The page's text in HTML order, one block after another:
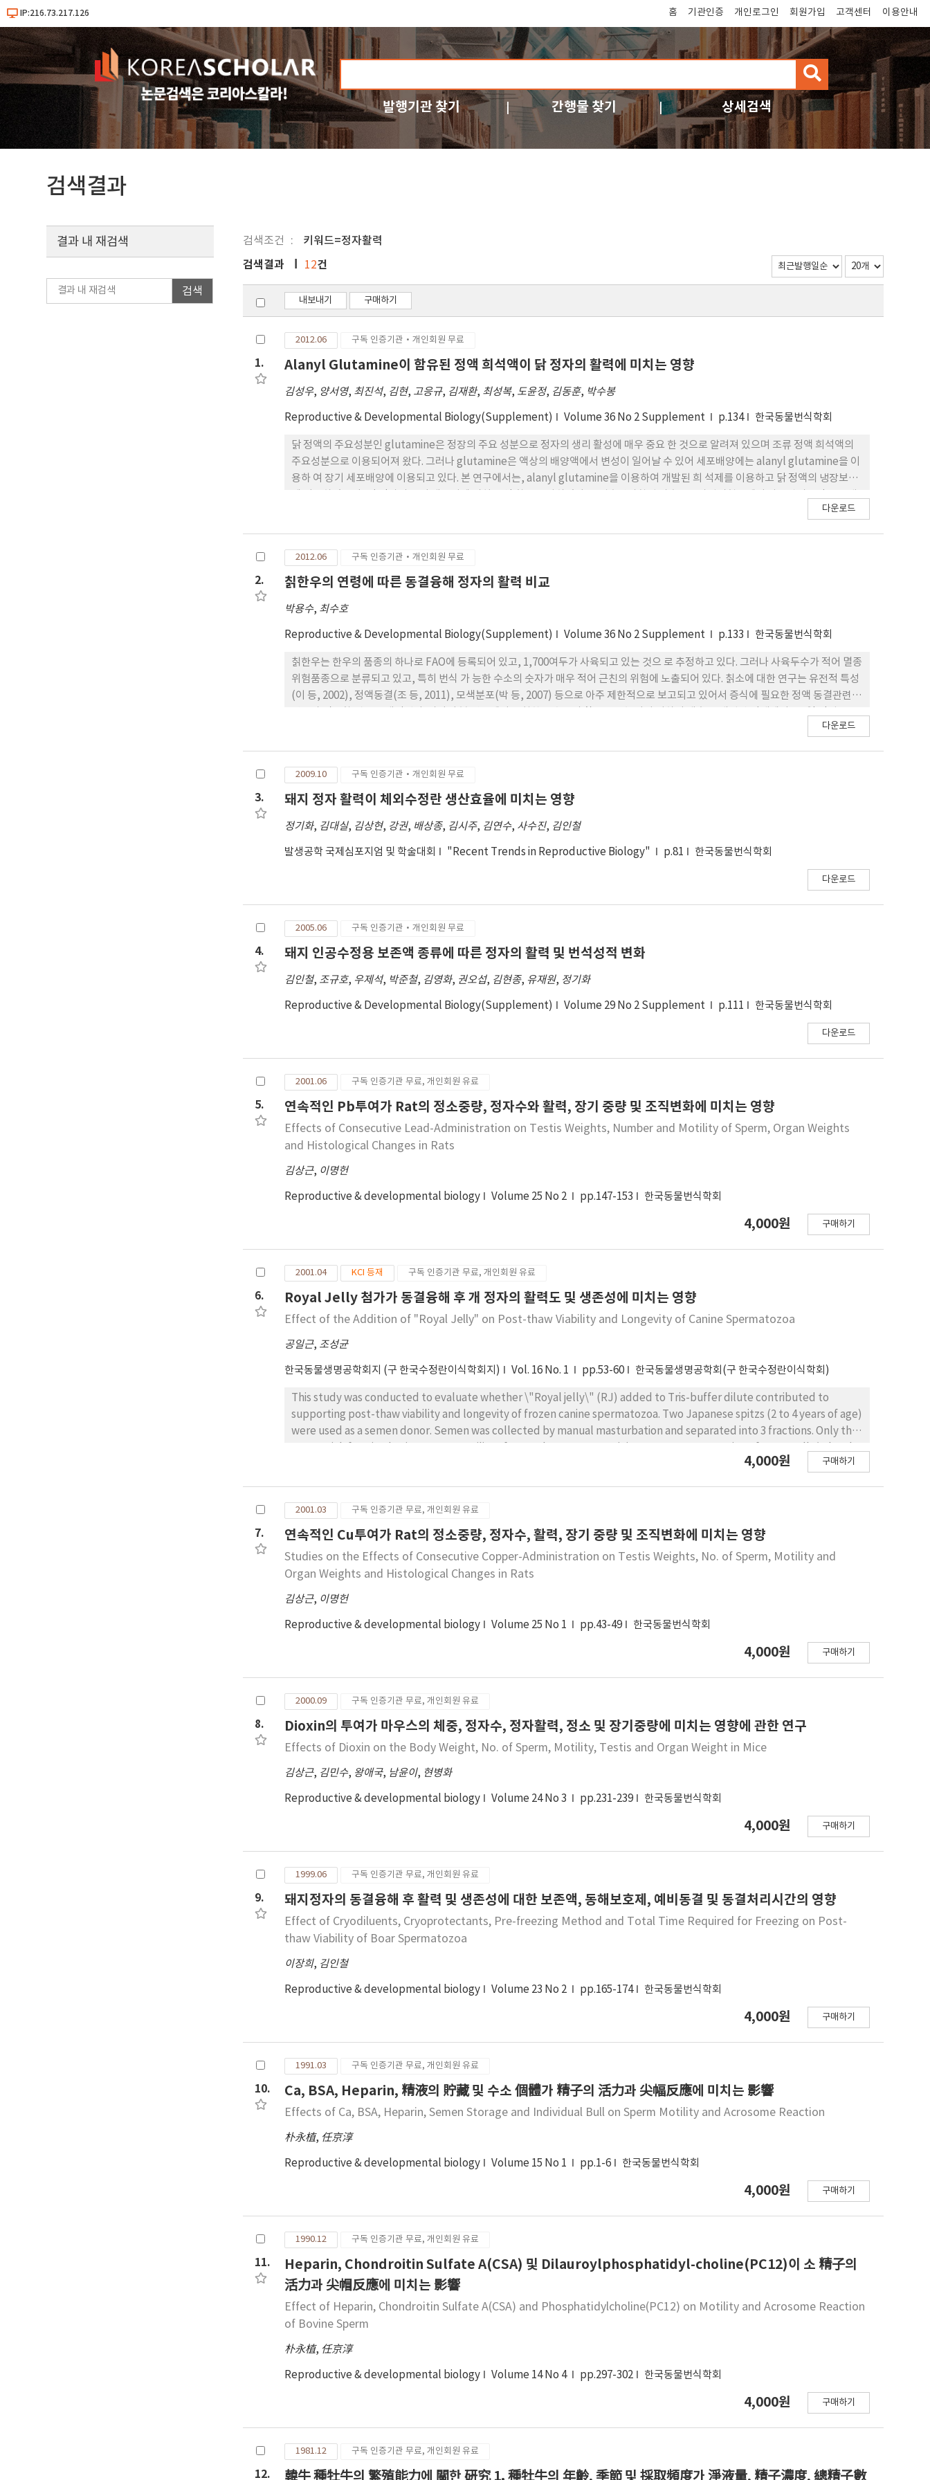
IP:216.73.217.126 홈 기관인증 개인로그인 회원가입 고객센터 이용안내
검
색
발행기관 찾기 간행물 찾기 상세검색
검색결과
검색조건 키워드=정자활력
결과 내 재검색
검색
검색결과 12건
내보내기 구매하기
1.
2012.06 구독 인증기관·개인회원 무료
Alanyl Glutamine이 함유된 정액 희석액이 닭 정자의 활력에 미치는 영향
김성우, 양서영, 최진석, 김현, 고응규, 김재환, 최성복, 도윤정, 김동훈, 박수봉
Reproductive & Developmental Biology(Supplement) Volume 36 No 2 Supplement p.134 한국동물번식학회
닭 정액의 주요성분인 glutamine은 정장의 주요 성분으로 정자의 생리 활성에 매우 중요 한 것으로 알려져 있으며 조류 정액 희석액의
주요성분으로 이용되어져 왔다. 그러나 glutamine은 액상의 배양액에서 변성이 일어날 수 있어 세포배양에는 alanyl glutamine을 이
용하 여 장기 세포배양에 이용되고 있다. 본 연구에서는, alanyl glutamine을 이용하여 개발된 희 석제를 이용하고 닭 정액의 냉장보존
수탉 또 는 레그혼에서 복부 마사지법으로 채취된 정액을 이용하였다. 채취한 정액은 96 mM L- Glutamine 또는 Alanyl Glutamine을
에 담아서 파리필름으로 밀봉하였다. 희석된 정자의 활력은 상업용 냉장고에 보존할 경우, 4일차까지 75.6%의 활력정자가 유지 되었으
나 5일 이후에는 급격히 생존성이 저하되었으며 6일째에는 활력 정자의 수가 18%로 낮게 나타났다. 한편, BOD 배양기에서 보존된 동일
째에는 약 20%의 정자 활력이 유지되는 현상을 관찰하였다. 이러한 정자의 활성 유지는 정자의 미토콘드리 아 에 필요한 글루타민 에너
지 공급원을 안정적으로 공급하는 기능에 의하여 유지 되는것으로 추정되며 특히 hyper activated sperm의 비율을 줄여주어 정자군
의 노화를 방지할 수 있는 효과가 있는 것으로 추정되었다. 그러므로 조류 정액을 냉장 보존할 때, 알라닐글루타민을 희석액의 주요 성분
으로 이용될 수 있음을 보여주고 있다.
다운로드
2.
2012.06 구독 인증기관·개인회원 무료
칡한우의 연령에 따른 동결융해 정자의 활력 비교
박용수, 최수호
Reproductive & Developmental Biology(Supplement) Volume 36 No 2 Supplement p.133 한국동물번식학회
칡한우는 한우의 품종의 하나로 FAO에 등록되어 있고, 1,700여두가 사육되고 있는 것으 로 추정하고 있다. 그러나 사육두수가 적어 멸종
위험품종으로 분류되고 있고, 특히 번식 가 능한 수소의 숫자가 매우 적어 근친의 위험에 노출되어 있다. 칡소에 대한 연구는 유전적 특성
(이 등, 2002), 정액동결(조 등, 2011), 모색분포(박 등, 2007) 등으로 아주 제한적으로 보고되고 있어서 증식에 필요한 정액 동결관련
사한 결과, 15개월 령 수소의 정액량이 평균 2.3 ml이었고, 30개월 수소의 정액량은 평균 5.0 ml로서 유의하게 높았다(p<0.05). 채정 직
후의 신선정자의 TM 비율이 15개월 및 30개월 수소가 각각 평균 93.7% 및 88.3%, PM 비율은 각각 97.0% 및 88.3%로서 PM 비율은
64.0% 및 70.7%로서 차이가 없었다. 칡소 15개월 정액채취가 완료된 후 거세 및 비육하여 출하한 결과와 한우 거세우의 도축 성적을 비
교한 결과, 육량은 A등급이 칡한우는 35.7%, 한우는 27.5%였고, B등급은 각각 42.9% 및 52.75였다. 육질등급은 1++등급이 각각
35.7% 및 15.0%, 1+등급이 각각 35.7% 및 30.8%, 1등급은 각각 14.3% 및 32.0% 그리고 2등급이 각각 14.3% 및 20.1%였다. 본 연구
를 통하여 칡한우 수소 생후 15개월령에서 정액채취, 동결 및 활용이 가능한 것 으로 판단되며, 향후 칡한우 고유 유전자원의 확보 및 증
다운로드
3.
2009.10 구독 인증기관·개인회원 무료
돼지 정자 활력이 체외수정란 생산효율에 미치는 영향
정기화, 김대실, 김상현, 강권, 배상종, 김시주, 김연수, 사수진, 김인철
발생공학 국제심포지엄 및 학술대회 "Recent Trends in Reproductive Biology" p.81 한국동물번식학회
다운로드
4.
2005.06 구독 인증기관·개인회원 무료
돼지 인공수정용 보존액 종류에 따른 정자의 활력 및 번석성적 변화
김인철, 조규호, 우제석, 박준철, 김영화, 권오섭, 김현종, 유재원, 정기화
Reproductive & Developmental Biology(Supplement) Volume 29 No 2 Supplement p.111 한국동물번식학회
다운로드
5.
2001.06 구독 인증기관 무료, 개인회원 유료
연속적인 Pb투여가 Rat의 정소중량, 정자수와 활력, 장기 중량 및 조직변화에 미치는 영향
Effects of Consecutive Lead-Administration on Testis Weights, Number and Motility of Sperm, Organ Weights
and Histological Changes in Rats
김상근, 이명헌
Reproductive & developmental biology Volume 25 No 2 pp.147-153 한국동물번식학회
4,000원 구매하기
6.
2001.04 KCI 등재 구독 인증기관 무료, 개인회원 유료
Royal Jelly 첨가가 동결융해 후 개 정자의 활력도 및 생존성에 미치는 영향
Effect of the Addition of "Royal Jelly" on Post-thaw Viability and Longevity of Canine Spermatozoa
공일근, 조성균
한국동물생명공학회지 (구 한국수정란이식학회지) Vol. 16 No. 1 pp.53-60 한국동물생명공학회(구 한국수정란이식학회)
This study was conducted to evaluate whether \"Royal jelly\" (RJ) added to Tris-buffer dilute contributed to
supporting post-thaw viability and longevity of frozen canine spermatozoa. Two Japanese spitzs (2 to 4 years of age)
were used as a semen donor. Semen was collected by manual masturbation and separated into 3 fractions. Only the
having dead or abnormal spermatozoa of less than 15% was used for the experiment. Each ejaculated semen was
RJ). After freezing and thawing, viability of spermatozoa in Ext II -RJ containing 1% RJ immediately after thawing
(67.59.6) was significantly lower than that of Ext II , Ext II -RJ containing 0.01 or 0.1% RJ (77.512.5, 78.78.2 and 80.06.3).
after thawing (69.58.1 vs. 55.012.9, 57.59.6 and 41.512.6; P<0.05). At 1 h after thawing, the viability of spermatozoa
thawed in 7 (68.812.5) was significantly higher than that of spermatozoa thawed in 38 (48.816.3), although there was
no difference in the viability between both groups immediately after thawing (77.59.6 and 81.38.1). Post-thaw
(65.012.9 vs. 42.512.6), 2 h (52.512.6 vs. 27.517.1) and 3 h (40.014.1 vs. 20.012.1) after thawing. These results indicated that
addition of 0.1% af to Tris-buffer enhanced post-thaw viability and longevity of canine spermatozoa and this
insemination.emination.
4,000원 구매하기
7.
2001.03 구독 인증기관 무료, 개인회원 유료
연속적인 Cu투여가 Rat의 정소중량, 정자수, 활력, 장기 중량 및 조직변화에 미치는 영향
Studies on the Effects of Consecutive Copper-Administration on Testis Weights, No. of Sperm, Motility and
Organ Weights and Histological Changes in Rats
김상근, 이명헌
Reproductive & developmental biology Volume 25 No 1 pp.43-49 한국동물번식학회
4,000원 구매하기
8.
2000.09 구독 인증기관 무료, 개인회원 유료
Dioxin의 투여가 마우스의 체중, 정자수, 정자활력, 정소 및 장기중량에 미치는 영향에 관한 연구
Effects of Dioxin on the Body Weight, No. of Sperm, Motility, Testis and Organ Weight in Mice
김상근, 김민수, 왕애국, 남윤이, 현병화
Reproductive & developmental biology Volume 24 No 3 pp.231-239 한국동물번식학회
4,000원 구매하기
9.
1999.06 구독 인증기관 무료, 개인회원 유료
돼지정자의 동결융해 후 활력 및 생존성에 대한 보존액, 동해보호제, 예비동결 및 동결처리시간의 영향
Effect of Cryodiluents, Cryoprotectants, Pre-freezing Method and Total Time Required for Freezing on Post-
thaw Viability of Boar Spermatozoa
이장희, 김인철
Reproductive & developmental biology Volume 23 No 2 pp.165-174 한국동물번식학회
4,000원 구매하기
10.
1991.03 구독 인증기관 무료, 개인회원 유료
Ca, BSA, Heparin, 精液의 貯藏 및 수소 個體가 精子의 活力과 尖幅反應에 미치는 影響
Effects of Ca, BSA, Heparin, Semen Storage and Individual Bull on Sperm Motility and Acrosome Reaction
朴永植, 任京淳
Reproductive & developmental biology Volume 15 No 1 pp.1-6 한국동물번식학회
4,000원 구매하기
11.
1990.12 구독 인증기관 무료, 개인회원 유료
Heparin, Chondroitin Sulfate A(CSA) 및 Dilauroylphosphatidyl-choline(PC12)이 소 精子의
活力과 尖帽反應에 미치는 影響
Effect of Heparin, Chondroitin Sulfate A(CSA) and Phosphatidylcholine(PC12) on Motility and Acrosome Reaction
of Bovine Sperm
朴永植, 任京淳
Reproductive & developmental biology Volume 14 No 4 pp.297-302 한국동물번식학회
4,000원 구매하기
12.
1981.12 구독 인증기관 무료, 개인회원 유료
韓牛 種牡牛의 繁殖能力에 關한 硏究 1. 種牡牛의 年齡, 季節 및 採取頻度가 淨液量, 精子濃度, 總精子數